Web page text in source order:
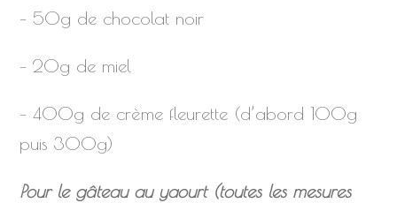
– 50g de chocolat noir
– 20g de miel
– 400g de crème fleurette (d’abord 100g
puis 300g)
Pour le gâteau au yaourt (toutes les mesures